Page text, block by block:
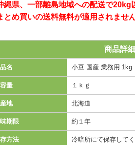
県、一部離島地域への配送で20kg
め買いの送料無料が適用されませ
商品詳細
名 小豆 国産 業務用 1kg
量 １ｋｇ
地 北海道
期限 約１年
方法 冷暗所にて保存してく